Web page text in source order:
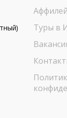
Туры в